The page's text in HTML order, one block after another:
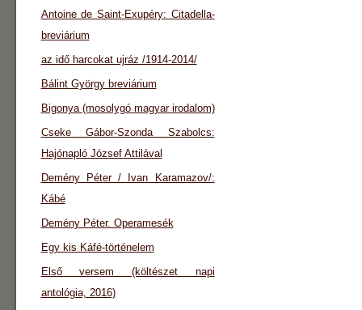
Antoine de Saint-Exupéry: Citadella-
breviárium
az idő harcokat ujráz /1914-2014/
Bálint György breviárium
Bigonya (mosolygó magyar irodalom)
Cseke Gábor-Szonda Szabolcs:
Hajónapló József Attilával
Demény Péter / Ivan Karamazov/:
Kábé
Demény Péter. Operamesék
Egy kis Káfé-történelem
Első versem (költészet napi
antológia, 2016)